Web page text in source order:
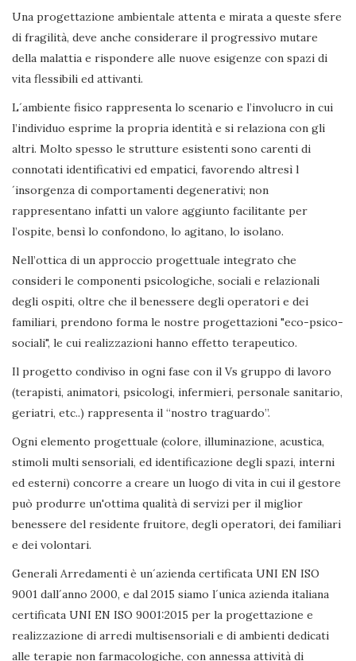
Una progettazione ambientale attenta e mirata a queste sfere
di fragilità, deve anche considerare il progressivo mutare
della malattia e rispondere alle nuove esigenze con spazi di
vita flessibili ed attivanti.
L´ambiente fisico rappresenta lo scenario e l’involucro in cui
l’individuo esprime la propria identità e si relaziona con gli
altri. Molto spesso le strutture esistenti sono carenti di
connotati identificativi ed empatici, favorendo altresì l
´insorgenza di comportamenti degenerativi; non
rappresentano infatti un valore aggiunto facilitante per
l’ospite, bensì lo confondono, lo agitano, lo isolano.
Nell’ottica di un approccio progettuale integrato che
consideri le componenti psicologiche, sociali e relazionali
degli ospiti, oltre che il benessere degli operatori e dei
familiari, prendono forma le nostre progettazioni "eco-psico-
sociali", le cui realizzazioni hanno effetto terapeutico.
Il progetto condiviso in ogni fase con il Vs gruppo di lavoro
(terapisti, animatori, psicologi, infermieri, personale sanitario,
geriatri, etc..) rappresenta il “nostro traguardo”.
Ogni elemento progettuale (colore, illuminazione, acustica,
stimoli multi sensoriali, ed identificazione degli spazi, interni
ed esterni) concorre a creare un luogo di vita in cui il gestore
può produrre un'ottima qualità di servizi per il miglior
benessere del residente fruitore, degli operatori, dei familiari
e dei volontari.
Generali Arredamenti è un´azienda certificata UNI EN ISO
9001 dall´anno 2000, e dal 2015 siamo l´unica azienda italiana
certificata UNI EN ISO 9001:2015 per la progettazione e
realizzazione di arredi multisensoriali e di ambienti dedicati
alle terapie non farmacologiche, con annessa attività di